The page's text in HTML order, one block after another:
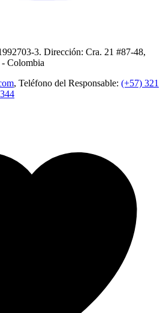
3. Dirección: Cra. 21 #87-48,
Colombia
, Teléfono del Responsable: (+57) 321